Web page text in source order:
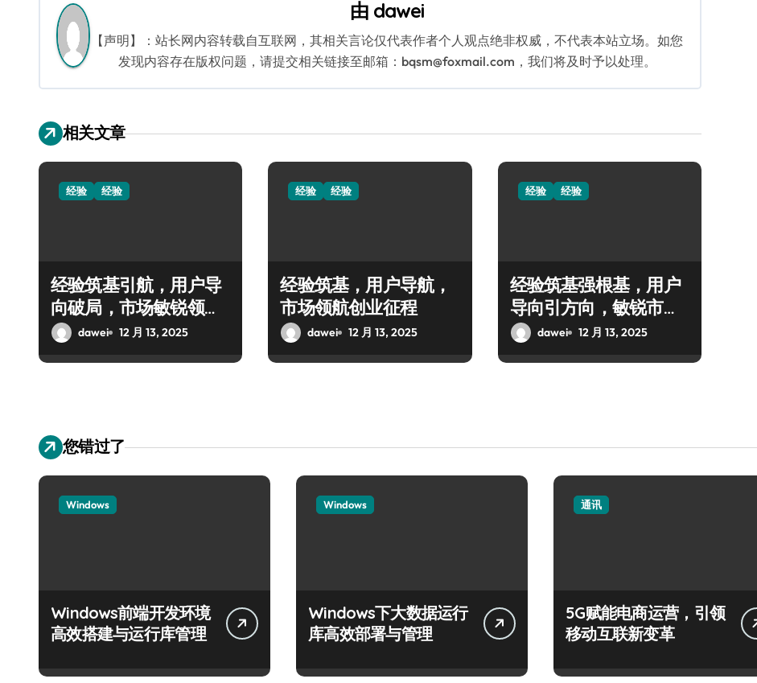
航
由 dawei
【声明】：站长网内容转载自互联网，其相关言论仅代表作者个人观点绝非权威，不代表本站立场。如您
发现内容存在版权问题，请提交相关链接至邮箱：bqsm@foxmail.com，我们将及时予以处理。
相关文章
经验 经验
经验筑基引航，用户导
向破局，市场敏锐领跑
创业路
dawei 12 月 13, 2025
经验 经验
经验筑基，用户导航，
市场领航创业征程
dawei 12 月 13, 2025
经验 经验
经验筑基强根基，用户
导向引方向，敏锐市场
定胜局
dawei 12 月 13, 2025
您错过了
Windows
Windows前端开发环境
高效搭建与运行库管理
Windows
Windows下大数据运行
库高效部署与管理
通讯
5G赋能电商运营，引领
移动互联新变革